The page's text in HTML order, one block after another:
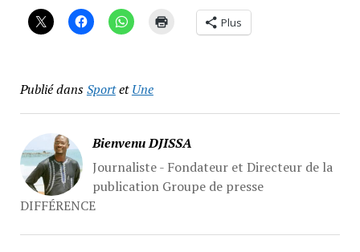
Plus
Publié dansSportetUne
Bienvenu DJISSA
Journaliste - Fondateur et Directeur de la
publication Groupe de presse
DIFFÉRENCE